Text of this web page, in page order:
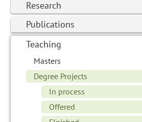
Research
Publications
Teaching
Masters
Degree Projects
In process
Offered